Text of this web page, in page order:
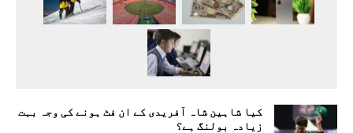
کیا شاہین شاہ آفریدی کے ان فٹ ہونے کی وجہ بہت
زیادہ بولنگ ہے؟